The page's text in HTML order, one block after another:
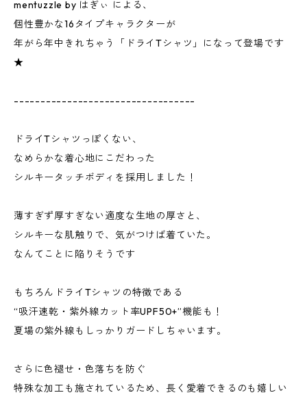
mentuzzle by はぎぃ による、
個性豊かな16タイプキャラクターが
年がら年中きれちゃう「ドライTシャツ」になって登場です
★
----------------------------------
ドライTシャツっぽくない、
なめらかな着心地にこだわった
シルキータッチボディを採用しました！
薄すぎず厚すぎない適度な生地の厚さと、
シルキーな肌触りで、気がつけば着ていた。
なんてことに陥りそうです
もちろんドライTシャツの特徴である
“吸汗速乾・紫外線カット率UPF50+”機能も！
夏場の紫外線もしっかりガードしちゃいます。
さらに色褪せ・色落ちを防ぐ
特殊な加工も施されているため、長く愛着できるのも嬉しい